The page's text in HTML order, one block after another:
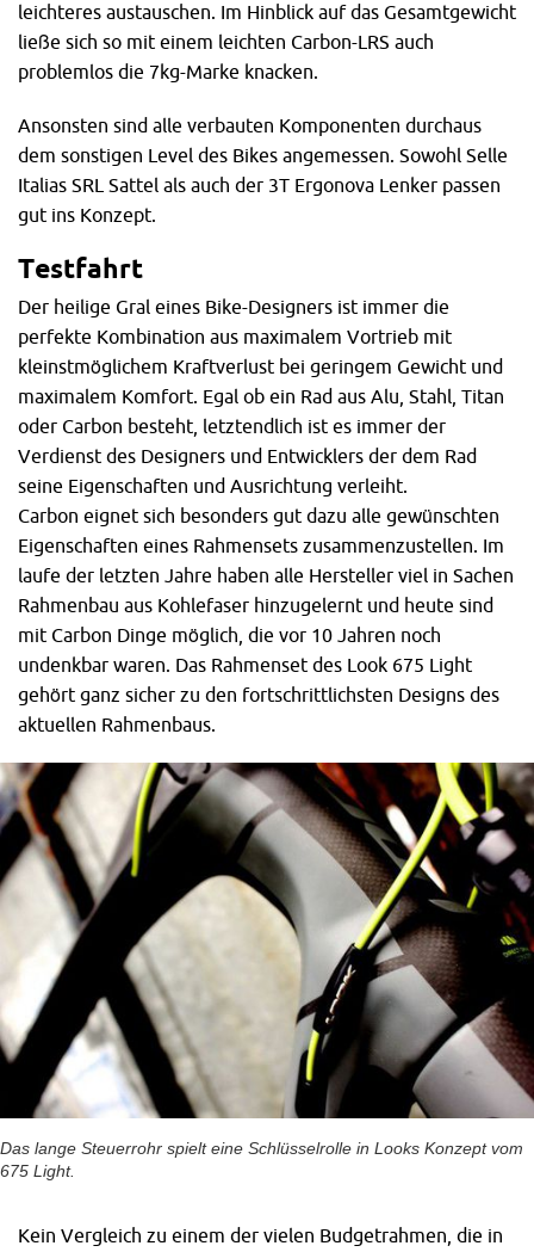
leichteres austauschen. Im Hinblick auf das Gesamtgewicht
ließe sich so mit einem leichten Carbon-LRS auch
problemlos die 7kg-Marke knacken.
Ansonsten sind alle verbauten Komponenten durchaus
dem sonstigen Level des Bikes angemessen. Sowohl Selle
Italias SRL Sattel als auch der 3T Ergonova Lenker passen
gut ins Konzept.
Testfahrt
Der heilige Gral eines Bike-Designers ist immer die
perfekte Kombination aus maximalem Vortrieb mit
kleinstmöglichem Kraftverlust bei geringem Gewicht und
maximalem Komfort. Egal ob ein Rad aus Alu, Stahl, Titan
oder Carbon besteht, letztendlich ist es immer der
Verdienst des Designers und Entwicklers der dem Rad
seine Eigenschaften und Ausrichtung verleiht.
Carbon eignet sich besonders gut dazu alle gewünschten
Eigenschaften eines Rahmensets zusammenzustellen. Im
laufe der letzten Jahre haben alle Hersteller viel in Sachen
Rahmenbau aus Kohlefaser hinzugelernt und heute sind
mit Carbon Dinge möglich, die vor 10 Jahren noch
undenkbar waren. Das Rahmenset des Look 675 Light
gehört ganz sicher zu den fortschrittlichsten Designs des
aktuellen Rahmenbaus.
Das lange Steuerrohr spielt eine Schlüsselrolle in Looks Konzept vom
675 Light.
Kein Vergleich zu einem der vielen Budgetrahmen, die in